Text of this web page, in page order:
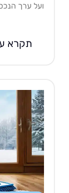
ערך הנכס. לובי
תקרא עוד